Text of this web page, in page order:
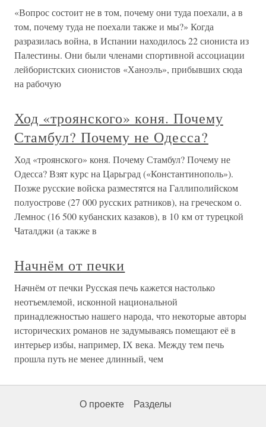
«Вопрос состоит не в том, почему они туда поехали, а в
том, почему туда не поехали также и мы?» Когда
разразилась война, в Испании находилось 22 сиониста из
Палестины. Они были членами спортивной ассоциации
лейбористских сионистов «Ханоэль», прибывших сюда
на рабочую
Ход «троянского» коня. Почему
Стамбул? Почему не Одесса?
Ход «троянского» коня. Почему Стамбул? Почему не
Одесса? Взят курс на Царьград («Константинополь»).
Позже русские войска разместятся на Галлиполийском
полуострове (27 000 русских ратников), на греческом о.
Лемнос (16 500 кубанских казаков), в 10 км от турецкой
Чаталджи (а также в
Начнём от печки
Начнём от печки Русская печь кажется настолько
неотъемлемой, исконной национальной
принадлежностью нашего народа, что некоторые авторы
исторических романов не задумываясь помещают её в
интерьер избы, например, IХ века. Между тем печь
прошла путь не менее длинный, чем
О проекте Разделы